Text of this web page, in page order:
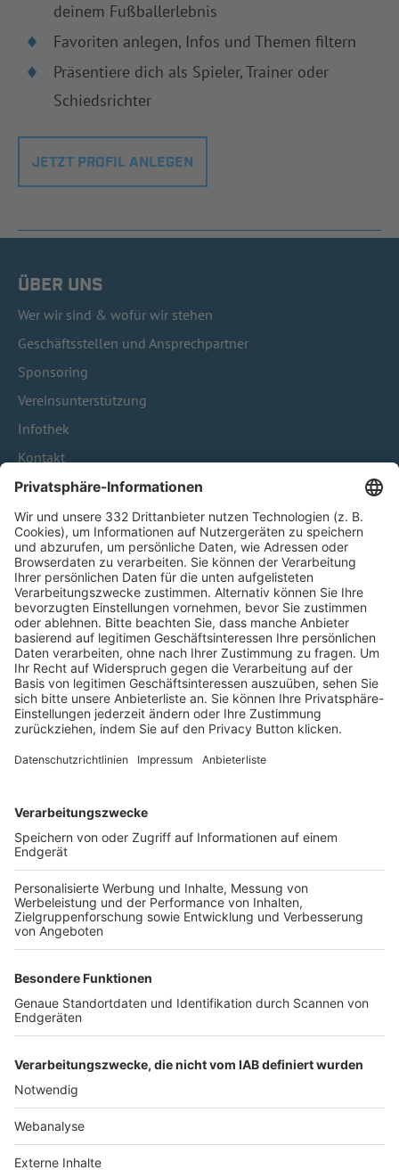
deinem Fußballerlebnis
Favoriten anlegen, Infos und Themen filtern
Präsentiere dich als Spieler, Trainer oder
Schiedsrichter
JETZT PROFIL ANLEGEN
ÜBER UNS
Wer wir sind & wofür wir stehen
Geschäftsstellen und Ansprechpartner
Sponsoring
Vereinsunterstützung
Infothek
Kontakt
HÄUFIG BESUCHTE SEITEN
Pässe und Vereinswechsel
Trainerausbildung
Schulungsangebot Vereinsmitarbeiter
BFV-Geschäftsstellen
Trainerbörse
Login SpielPlus
FOLGE DEM BFV
TOP-VEREINE
TOP-PARTNER
Nutzungsbedingungen Datenschutz Impressum